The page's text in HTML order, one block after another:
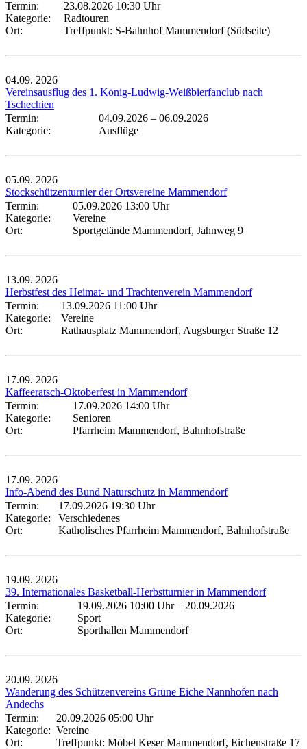
Termin:
23.08.2026 10:30 Uhr
Kategorie:
Radtouren
Ort:
Treffpunkt: S-Bahnhof Mammendorf (Südseite)
04.09. 2026
Vereinsausflug des 1. König-Ludwig-Weißbierfanclub nach
Tschechien
Termin:
04.09.2026 – 06.09.2026
Kategorie:
Ausflüge
05.09. 2026
Stockschützenturnier der Ortsvereine Mammendorf
Termin:
05.09.2026 13:00 Uhr
Kategorie:
Vereine
Ort:
Sportgelände Mammendorf, Jahnweg 9
13.09. 2026
Herbstfest des Heimat- und Trachtenverein Mammendorf
Termin:
13.09.2026 11:00 Uhr
Kategorie:
Vereine
Ort:
Rathausplatz Mammendorf, Augsburger Straße 12
17.09. 2026
Kaffeeratsch-Oktoberfest in Mammendorf
Termin:
17.09.2026 14:00 Uhr
Kategorie:
Senioren
Ort:
Pfarrheim Mammendorf, Bahnhofstraße
17.09. 2026
Info-Abend des Bund Naturschutz in Mammendorf
Termin:
17.09.2026 19:30 Uhr
Kategorie:
Verschiedenes
Ort:
Katholisches Pfarrheim Mammendorf, Bahnhofstraße
19.09. 2026
39. Internationales Basketball-Herbstturnier in Mammendorf
Termin:
19.09.2026 10:00 Uhr– 20.09.2026
Kategorie:
Sport
Ort:
Sporthallen Mammendorf
20.09. 2026
Wanderung des Schützenvereins Grüne Eiche Nannhofen nach
Andechs
Termin:
20.09.2026 05:00 Uhr
Kategorie: Vereine
Ort:
Treffpunkt: Möbel Keser Mammendorf, Eichenstraße 17